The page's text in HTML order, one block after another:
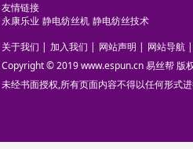
友情链接
永康乐业 静电纺丝机 静电纺丝技术
关于我们 | 加入我们 | 网站声明 | 网站导航 |
Copyright © 2019 www.espun.cn 易丝帮 版
未经书面授权,所有页面内容不得以任何形式